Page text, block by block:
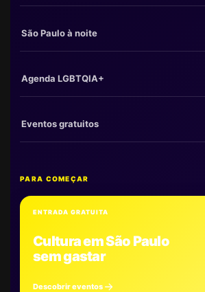
São Paulo à noite
Agenda LGBTQIA+
Eventos gratuitos
PARA COMEÇAR
ENTRADA GRATUITA
Cultura em São Paulo
sem gastar
Descobrir eventos